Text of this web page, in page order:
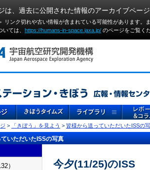
は、過去に公開された情報のアーカイブページ
リンク切れや古い情報が含まれている可能性があります。
ては、 https://humans-in-space.jaxa.jp/ のページをご覧く
> 「きぼう」を見よう > 皆様から送っていただいたISSの
いただいたISSの写真
）
今夕(11/25)のISS